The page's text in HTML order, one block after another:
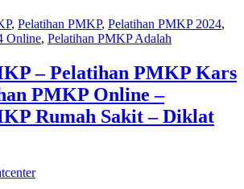
, Pelatihan PMKP, Pelatihan PMKP 2024,
Online, Pelatihan PMKP Adalah
– Pelatihan PMKP Kars
PMKP Online –
Rumah Sakit – Diklat